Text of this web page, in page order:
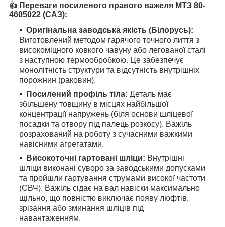
👍 Переваги посиленого правого важеля МТЗ 80-
4605022 (САЗ):
Оригінальна заводська якість (Білорусь):
Виготовлений методом гарячого точного лиття з
високоміцного ковкого чавуну або легованої сталі
з наступною термообробкою. Це забезпечує
монолітність структури та відсутність внутрішніх
порожнин (раковин).
Посилений профіль тіла: Деталь має
збільшену товщину в місцях найбільшої
концентрації напружень (біля основи шліцевої
посадки та отвору під палець розкосу). Важіль
розрахований на роботу з сучасними важкими
навісними агрегатами.
Високоточні гартовані шліци: Внутрішні
шліци виконані суворо за заводськими допусками
та пройшли гартування струмами високої частоти
(СВЧ). Важіль сідає на вал навіски максимально
щільно, що повністю виключає появу люфтів,
зрізання або зминання шліців під
навантаженням.